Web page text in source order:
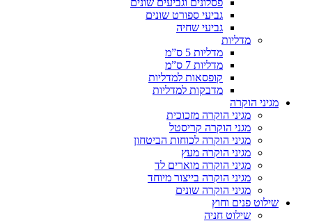
פסלונים וגביעים שונים
גביעי ספורט שונים
גביעי שחיה
מדליות
מדליות 5 ס”מ
מדליות 7 ס”מ
קופסאות למדליות
מדבקות למדליות
מגיני הוקרה
מגיני הוקרה מזכוכית
מגני הוקרה קריסטל
מגיני הוקרה לכוחות הביטחון
מגיני הוקרה מעץ
מגיני הוקרה מוארים לד
מגיני הוקרה בייצור מיוחד
מגיני הוקרה שונים
שילוט פנים וחוץ
שילוט חניה